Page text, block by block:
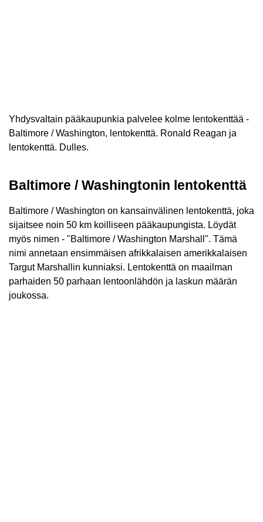
Yhdysvaltain pääkaupunkia palvelee kolme lentokenttää -
Baltimore / Washington, lentokenttä. Ronald Reagan ja
lentokenttä. Dulles.
Baltimore / Washingtonin lentokenttä
Baltimore / Washington on kansainvälinen lentokenttä, joka
sijaitsee noin 50 km koilliseen pääkaupungista. Löydät
myös nimen - "Baltimore / Washington Marshall". Tämä
nimi annetaan ensimmäisen afrikkalaisen amerikkalaisen
Targut Marshallin kunniaksi. Lentokenttä on maailman
parhaiden 50 parhaan lentoonlähdön ja laskun määrän
joukossa.